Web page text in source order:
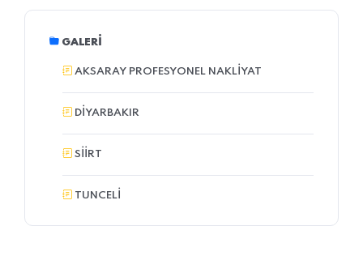
GALERI
AKSARAY PROFESYONEL NAKLIYAT
DIYARBAKIR
SIIRT
TUNCELI